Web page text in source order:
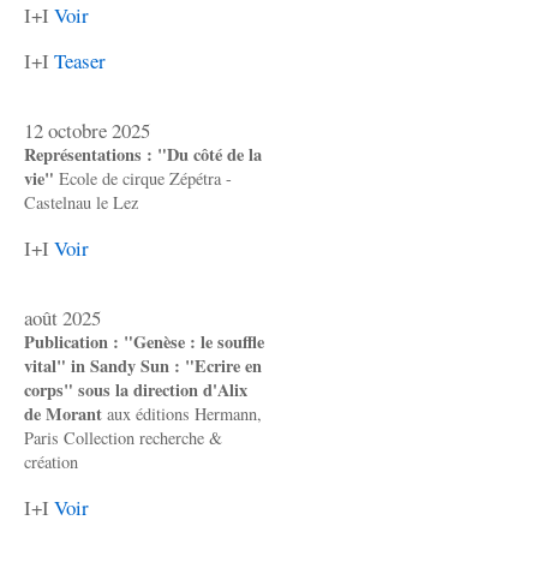
I+I Voir
I+I Teaser
12 octobre 2025
Représentations : "Du côté de la
vie" Ecole de cirque Zépétra -
Castelnau le Lez
I+I Voir
août 2025
Publication : "Genèse : le souffle
vital" in Sandy Sun : "Ecrire en
corps" sous la direction d'Alix
de Morant aux éditions Hermann,
Paris Collection recherche &
création
I+I Voir